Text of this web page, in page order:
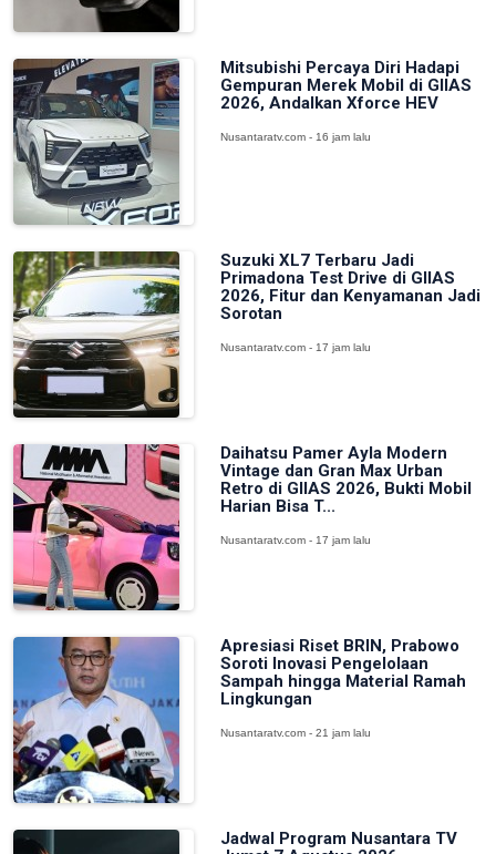
Mitsubishi Percaya Diri Hadapi
Gempuran Merek Mobil di GIIAS
2026, Andalkan Xforce HEV
Nusantaratv.com - 16 jam lalu
Suzuki XL7 Terbaru Jadi
Primadona Test Drive di GIIAS
2026, Fitur dan Kenyamanan Jadi
Sorotan
Nusantaratv.com - 17 jam lalu
Daihatsu Pamer Ayla Modern
Vintage dan Gran Max Urban
Retro di GIIAS 2026, Bukti Mobil
Harian Bisa T...
Nusantaratv.com - 17 jam lalu
Apresiasi Riset BRIN, Prabowo
Soroti Inovasi Pengelolaan
Sampah hingga Material Ramah
Lingkungan
Nusantaratv.com - 21 jam lalu
Jadwal Program Nusantara TV